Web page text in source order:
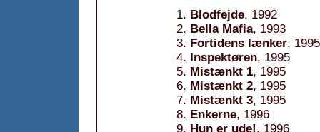
Blodfejde, 1992
Bella Mafia, 1993
Fortidens lænker, 1995
Inspektøren, 1995
Mistænkt 1, 1995
Mistænkt 2, 1995
Mistænkt 3, 1995
Enkerne, 1996
Hun er ude!, 1996